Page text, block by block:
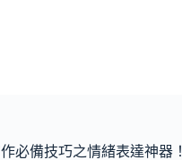
作必備技巧之情緒表達神器！